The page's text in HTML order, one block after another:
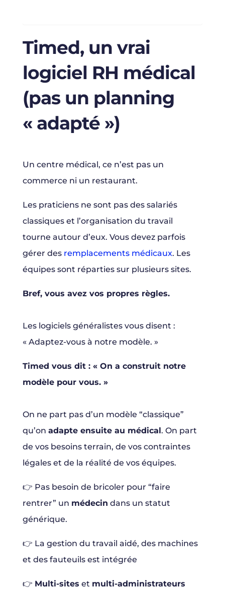
Timed, un vrai
logiciel RH médical
(pas un planning
« adapté »)
Un centre médical, ce n’est pas un
commerce ni un restaurant.
Les praticiens ne sont pas des salariés
classiques et l’organisation du travail
tourne autour d’eux. Vous devez parfois
gérer des remplacements médicaux. Les
équipes sont réparties sur plusieurs sites.
Bref, vous avez vos propres règles.
Les logiciels généralistes vous disent :
« Adaptez-vous à notre modèle. »
Timed vous dit : « On a construit notre
modèle pour vous. »
On ne part pas d’un modèle “classique”
qu’on adapte ensuite au médical. On part
de vos besoins terrain, de vos contraintes
légales et de la réalité de vos équipes.
👉 Pas besoin de bricoler pour “faire
rentrer” un médecin dans un statut
générique.
👉 La gestion du travail aidé, des machines
et des fauteuils est intégrée
👉 Multi-sites et multi-administrateurs